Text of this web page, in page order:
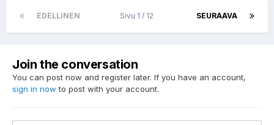
EDELLINEN SEURAAVA
Sivu 1 / 12
Join the conversation
You can post now and register later. If you have an account,
sign in now to post with your account.